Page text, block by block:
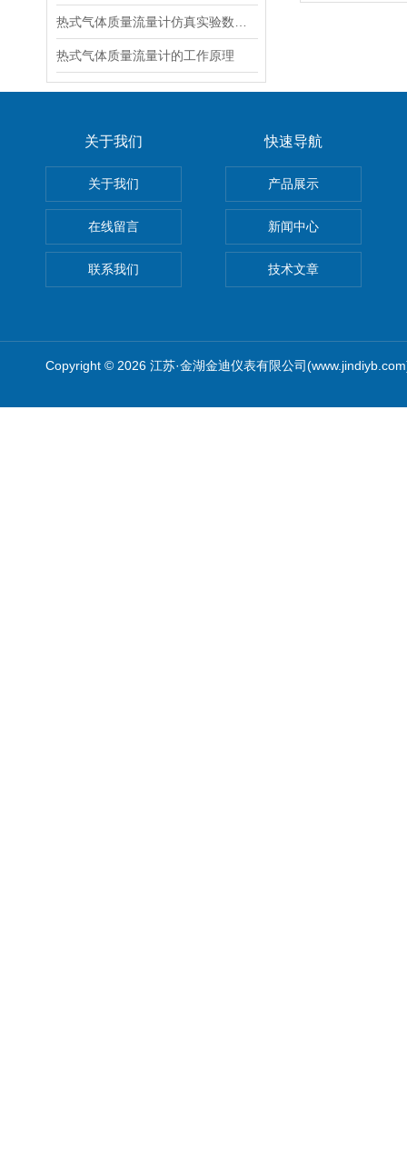
热式气体质量流量计的工作原理
关于我们
关于我们
在线留言
联系我们
快速导航
产品展示
新闻中心
技术文章
Copyright © 2026 江苏·金湖金迪仪表有限公司